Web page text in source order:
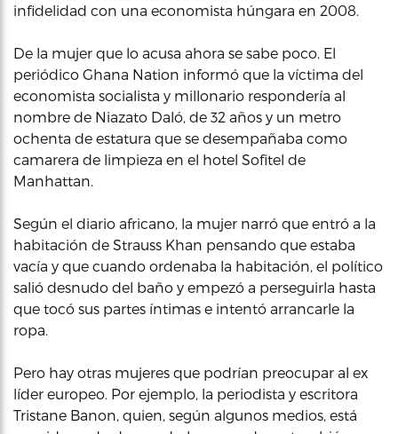
infidelidad con una economista húngara en 2008.
De la mujer que lo acusa ahora se sabe poco. El
periódico Ghana Nation informó que la víctima del
economista socialista y millonario respondería al
nombre de Niazato Daló, de 32 años y un metro
ochenta de estatura que se desempañaba como
camarera de limpieza en el hotel Sofitel de
Manhattan.
Según el diario africano, la mujer narró que entró a la
habitación de Strauss Khan pensando que estaba
vacía y que cuando ordenaba la habitación, el político
salió desnudo del baño y empezó a perseguirla hasta
que tocó sus partes íntimas e intentó arrancarle la
ropa.
Pero hay otras mujeres que podrían preocupar al ex
líder europeo. Por ejemplo, la periodista y escritora
Tristane Banon, quien, según algunos medios, está